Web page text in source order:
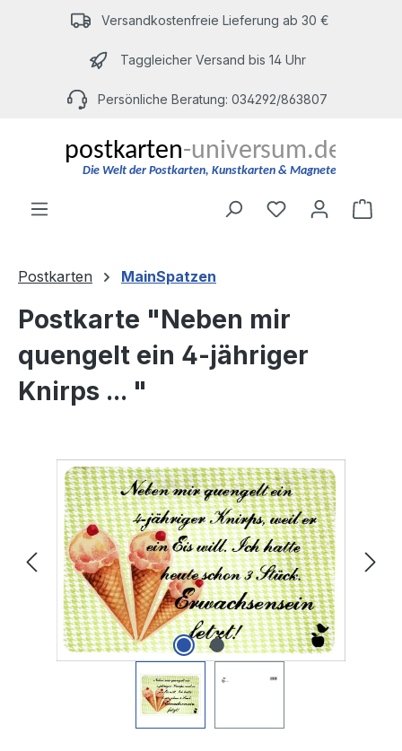
Zum Hauptinhalt springenVersandkostenfreie Lieferung ab 30 €
Taggleicher Versand bis 14 Uhr
Persönliche Beratung: 034292/863807
Du hast 0
Postkarten MainSpatzen
Postkarte "Neben mir
quengelt ein 4-jähriger
Knirps ... "
Bildergalerie überspringen